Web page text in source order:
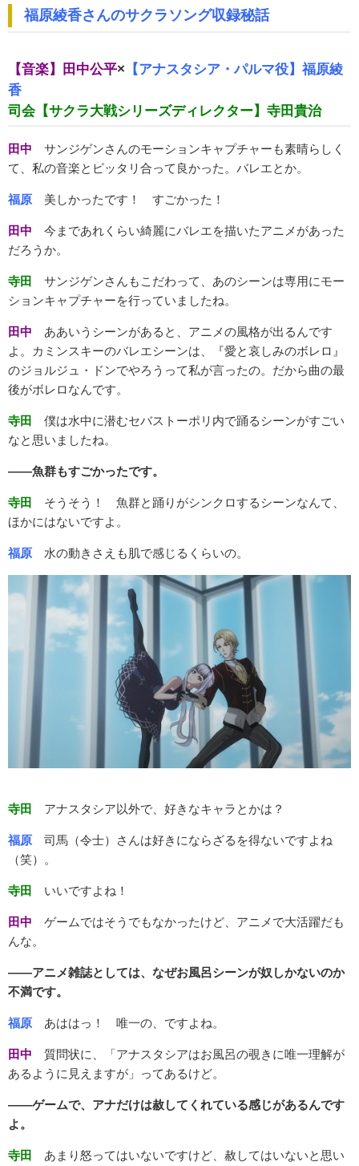
福原綾香さんのサクラソング収録秘話
【音楽】田中公平× 【アナスタシア・パルマ役】福原綾
香
司会【サクラ大戦シリーズディレクター】寺田貴治
田中 サンジゲンさんのモーションキャプチャーも素晴らしく
て、私の音楽とピッタリ合って良かった。バレエとか。
福原 美しかったです！ すごかった！
田中 今まであれくらい綺麗にバレエを描いたアニメがあった
だろうか。
寺田
サンジゲンさんもこだわって、あのシーンは専用にモー
ションキャプチャーを行っていましたね。
田中 ああいうシーンがあると、アニメの風格が出るんです
よ。カミンスキーのバレエシーンは、『愛と哀しみのボレロ』
のジョルジュ・ドンでやろうって私が言ったの。だから曲の最
後がボレロなんです。
寺田
僕は水中に潜むセバストーポリ内で踊るシーンがすごい
なと思いましたね。
――魚群もすごかったです。
寺田
そうそう！ 魚群と踊りがシンクロするシーンなんて、
ほかにはないですよ。
福原 水の動きさえも肌で感じるくらいの。
寺田 アナスタシア以外で、好きなキャラとかは？
福原 司馬（令士）さんは好きにならざるを得ないですよね
（笑）。
寺田 いいですよね！
田中 ゲームではそうでもなかったけど、アニメで大活躍だも
んな。
――アニメ雑誌としては、なぜお風呂シーンが奴しかないのか
不満です。
福原 あははっ！ 唯一の、ですよね。
田中 質問状に、「アナスタシアはお風呂の覗きに唯一理解が
あるように見えますが」ってあるけど。
――ゲームで、アナだけは赦してくれている感じがあるんです
よ。
寺田
あまり怒ってはいないですけど、赦してはいないと思い